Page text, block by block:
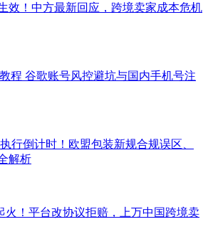
效！中方最新回应，跨境卖家成本危机
程 谷歌账号风控避坑与国内手机号注
行倒计时！欧盟包装新规合规误区、
解析
火！平台改协议拒赔，上万中国跨境卖